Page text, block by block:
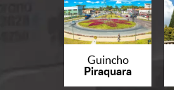
Guincho
Piraquara